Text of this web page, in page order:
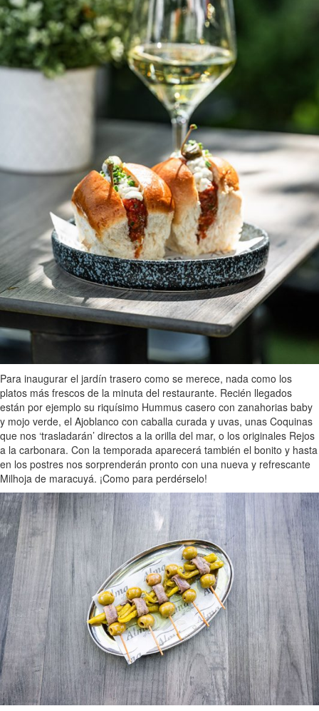
Para inaugurar el jardín trasero como se merece, nada como los
platos más frescos de la minuta del restaurante. Recién llegados
están por ejemplo su riquísimo Hummus casero con zanahorias baby
y mojo verde, el Ajoblanco con caballa curada y uvas, unas Coquinas
que nos ‘trasladarán’ directos a la orilla del mar, o los originales Rejos
a la carbonara. Con la temporada aparecerá también el bonito y hasta
en los postres nos sorprenderán pronto con una nueva y refrescante
Milhoja de maracuyá. ¡Como para perdérselo!